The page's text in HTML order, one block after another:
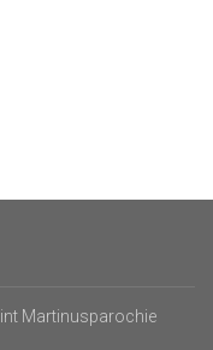
Martinusparochie